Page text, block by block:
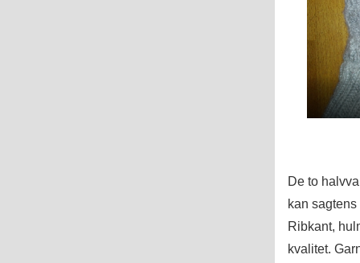
De to
kan
Ribkant,
kvalitet.